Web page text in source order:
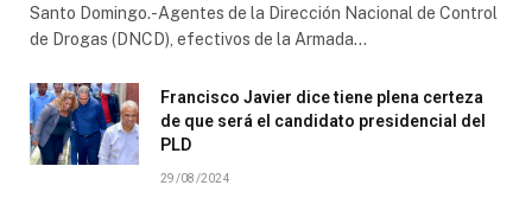
Santo Domingo.-Agentes de la Dirección Nacional de Control
de Drogas (DNCD), efectivos de la Armada…
Francisco Javier dice tiene plena certeza
de que será el candidato presidencial del
PLD
29/08/2024